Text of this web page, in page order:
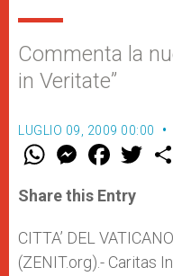
Commenta la
in Veritate”
LUGLIO 09, 2009 00:00
W
t
s
p
p
M
e
s
e
g
e
r
F
a
e
b
o
k
w
r
Share this Entry
CITTA’ DEL
(ZENIT.org).- Caritas